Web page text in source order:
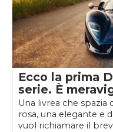
Ecco la prima
serie. È
Una livrea che
rosa, una elegante e
vuol richiamare il